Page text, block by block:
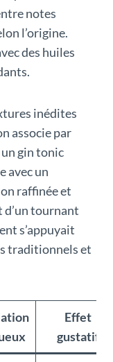
notes
l’origine.
des huiles
inédites
associe par
gin tonic
avec un
raffinée et
tournant
s’appuyait
traditionnels et
Effet
gustatif